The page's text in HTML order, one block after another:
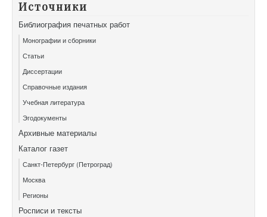
Источники
Библиография печатных работ
Монографии и сборники
Статьи
Диссертации
Справочные издания
Учебная литература
Эгодокументы
Архивные материалы
Каталог газет
Санкт-Петербург (Петроград)
Москва
Регионы
Росписи и тексты